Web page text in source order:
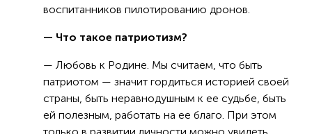
воспитанников пилотированию дронов.
— Что такое патриотизм?
— Любовь к Родине. Мы считаем, что быть
патриотом — значит гордиться историей своей
страны, быть неравнодушным к ее судьбе, быть
ей полезным, работать на ее благо. При этом
только в развитии личности можно увидеть